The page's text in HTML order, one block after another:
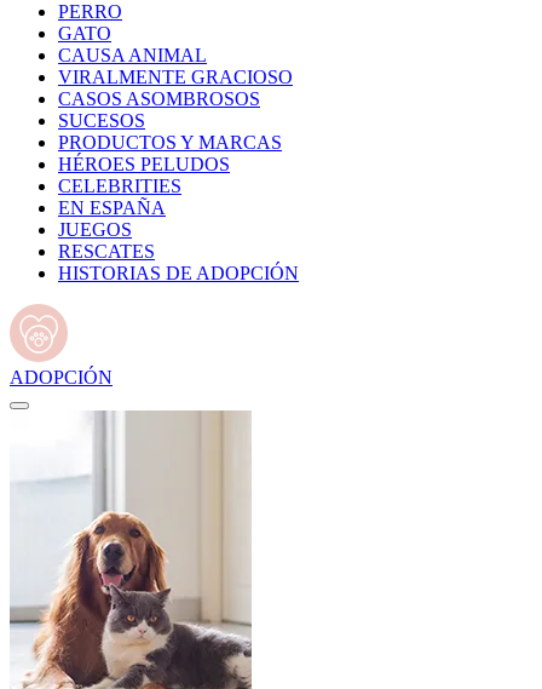
PERRO
GATO
CAUSA ANIMAL
VIRALMENTE GRACIOSO
CASOS ASOMBROSOS
SUCESOS
PRODUCTOS Y MARCAS
HÉROES PELUDOS
CELEBRITIES
EN ESPAÑA
JUEGOS
RESCATES
HISTORIAS DE ADOPCIÓN
ADOPCIÓN